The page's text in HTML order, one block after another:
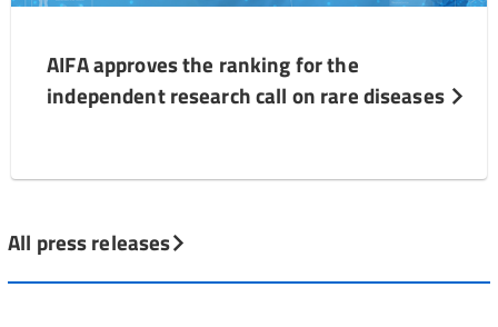
AIFA approves the ranking for the
independent research call on rare diseases
All press releases